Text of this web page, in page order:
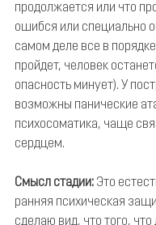
продолжается или что
ошибся или специально
самом деле все в
пройдет, человек
опасность минует). У
возможны панические
психосоматика, чаще
сердцем.
Смысл стадии: Это
ранняя психическая
сделаю вид, что того, что